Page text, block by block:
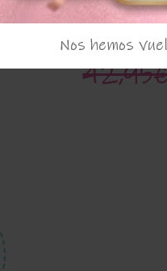
Mono de
Nos hemos